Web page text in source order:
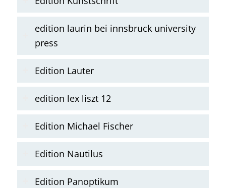
edition laurin bei innsbruck university
press
Edition Lauter
edition lex liszt 12
Edition Michael Fischer
Edition Nautilus
Edition Panoptikum